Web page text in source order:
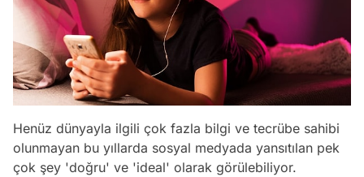
Henüz dünyayla ilgili çok fazla bilgi ve tecrübe sahibi
olunmayan bu yıllarda sosyal medyada yansıtılan pek
çok şey 'doğru' ve 'ideal' olarak görülebiliyor.